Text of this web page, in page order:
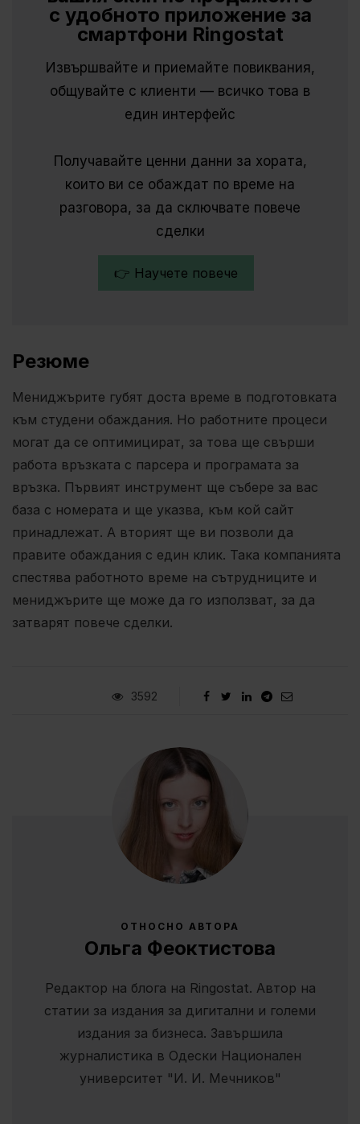
с удобното приложение за
смартфони Ringostat
Извършвайте и приемайте повиквания,
общувайте с клиенти — всичко това в
един интерфейс
Получавайте ценни данни за хората,
които ви се обаждат по време на
разговора, за да сключвате повече
сделки
👉 Научете повече
Резюме
Мениджърите губят доста време в подготовката
към студени обаждания. Но работните процеси
могат да се оптимицират, за това ще свърши
работа връзката с парсера и програмата за
връзка. Първият инструмент ще събере за вас
база с номерата и ще указва, към кой сайт
принадлежат. А вторият ще ви позволи да
правите обаждания с един клик. Така компанията
спестява работното време на сътрудниците и
мениджърите ще може да го използват, за да
затварят повече сделки.
3592
ОТНОСНО АВТОРА
Ольга Феоктистова
Редактор на блога на Ringostat. Автор на
статии за издания за дигитални и големи
издания за бизнеса. Завършила
журналистика в Одески Национален
университет "И. И. Мечников"